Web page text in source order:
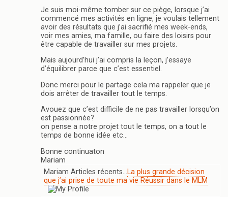
Je suis moi-même tomber sur ce piège, lorsque j’ai
commencé mes activités en ligne, je voulais tellement
avoir des résultats que j’ai sacrifié mes week-ends,
voir mes amies, ma famille, ou faire des loisirs pour
être capable de travailler sur mes projets.
Mais aujourd’hui j’ai compris la leçon, j’essaye
d’équilibrer parce que c’est essentiel.
Donc merci pour le partage cela ma rappeler que je
dois arrêter de travailler tout le temps.
Avouez que c’est difficile de ne pas travailler lorsqu’on
est passionnée?
on pense a notre projet tout le temps, on a tout le
temps de bonne idée etc…
Bonne continuaton
Mariam
Mariam Articles récents…La plus grande décision
que j’ai prise de toute ma vie Réussir dans le MLM